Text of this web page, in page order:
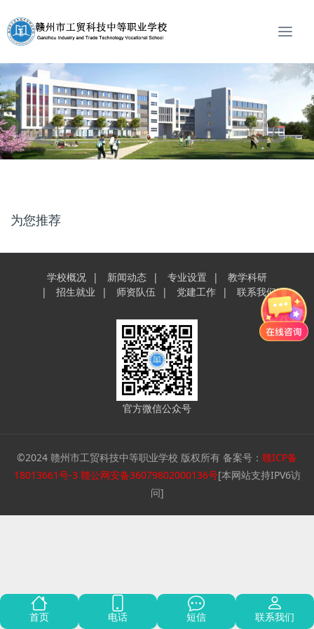
T
g
g
n
a
v
o
为您推荐
学校概况 新闻动态 专业设置
教学科研
招生就业
师资队伍 党建工作 联系我们
官方微信公众号
©2024 赣州市工贸科技中等职业学校 版权所有 备案号： 赣ICP备
18013661号-3 赣公网安备36079802000136号[本网站支持IPV6访
问]
首页 电话 短信 联系我们